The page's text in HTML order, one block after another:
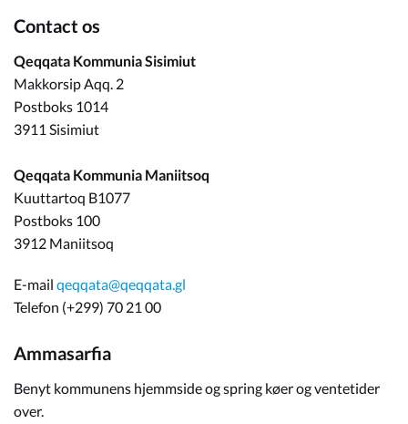
Contact os
Qeqqata Kommunia Sisimiut
Makkorsip Aqq. 2
Postboks 1014
3911 Sisimiut
Qeqqata Kommunia Maniitsoq
Kuuttartoq B1077
Postboks 100
3912 Maniitsoq
E-mail qeqqata@qeqqata.gl
Telefon (+299) 70 21 00
Ammasarfia
Benyt kommunens hjemmside og spring køer og ventetider
over.